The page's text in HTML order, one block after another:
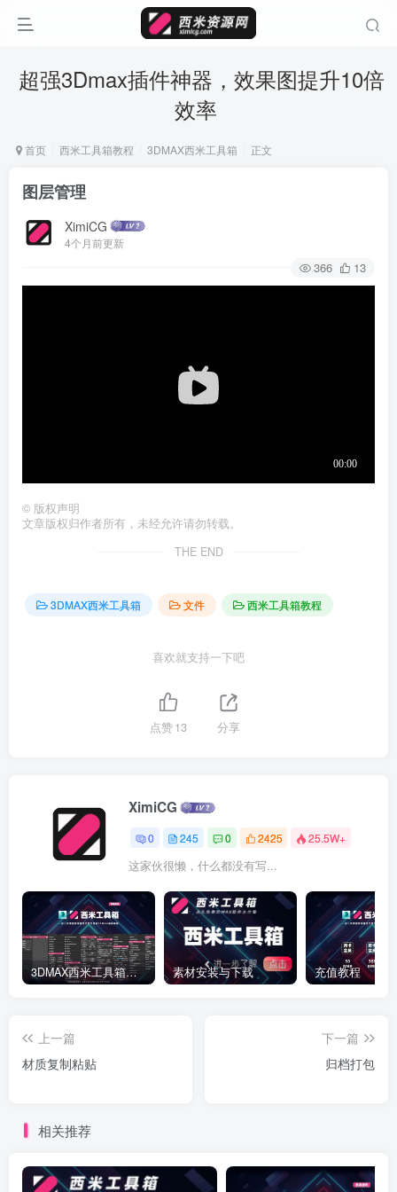
超强3Dmax插件神器，效果图提升10倍
效率
首页 西米工具箱教程 3DMAX西米工具箱 正文
图层管理
XimiCG
4个月前更新
366 13
© 版权声明
文章版权归作者所有，未经允许请勿转载。
THE END
3DMAX西米工具箱 文件 西米工具箱教程
喜欢就支持一下吧
点赞13 分享
XimiCG
0 245 0 2425 25.5W+
这家伙很懒，什么都没有写...
3DMAX西米工具箱下载 素材安装与下载 充值教程
上一篇
材质复制粘贴
下一篇
归档打包
相关推荐